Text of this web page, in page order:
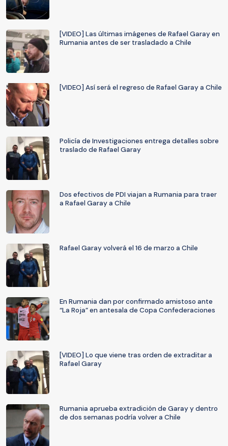
[VIDEO] Las últimas imágenes de Rafael Garay en
Rumania antes de ser trasladado a Chile
[VIDEO] Así será el regreso de Rafael Garay a Chile
Policía de Investigaciones entrega detalles sobre
traslado de Rafael Garay
Dos efectivos de PDI viajan a Rumania para traer
a Rafael Garay a Chile
Rafael Garay volverá el 16 de marzo a Chile
En Rumania dan por confirmado amistoso ante
“La Roja” en antesala de Copa Confederaciones
[VIDEO] Lo que viene tras orden de extraditar a
Rafael Garay
Rumania aprueba extradición de Garay y dentro
de dos semanas podría volver a Chile